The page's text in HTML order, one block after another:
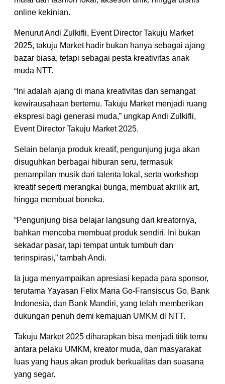
online kekinian.
Menurut Andi Zulkifli, Event Director Takuju Market
2025, takuju Market hadir bukan hanya sebagai ajang
bazar biasa, tetapi sebagai pesta kreativitas anak
muda NTT.
“Ini adalah ajang di mana kreativitas dan semangat
kewirausahaan bertemu. Takuju Market menjadi ruang
ekspresi bagi generasi muda,” ungkap Andi Zulkifli,
Event Director Takuju Market 2025.
Selain belanja produk kreatif, pengunjung juga akan
disuguhkan berbagai hiburan seru, termasuk
penampilan musik dari talenta lokal, serta workshop
kreatif seperti merangkai bunga, membuat akrilik art,
hingga membuat boneka.
“Pengunjung bisa belajar langsung dari kreatornya,
bahkan mencoba membuat produk sendiri. Ini bukan
sekadar pasar, tapi tempat untuk tumbuh dan
terinspirasi,” tambah Andi.
Ia juga menyampaikan apresiasi kepada para sponsor,
terutama Yayasan Felix Maria Go-Fransiscus Go, Bank
Indonesia, dan Bank Mandiri, yang telah memberikan
dukungan penuh demi kemajuan UMKM di NTT.
Takuju Market 2025 diharapkan bisa menjadi titik temu
antara pelaku UMKM, kreator muda, dan masyarakat
luas yang haus akan produk berkualitas dan suasana
yang segar.